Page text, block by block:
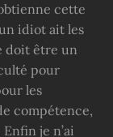
cette
idiot ait les
doit être un
pour
les
compétence,
je n’ai